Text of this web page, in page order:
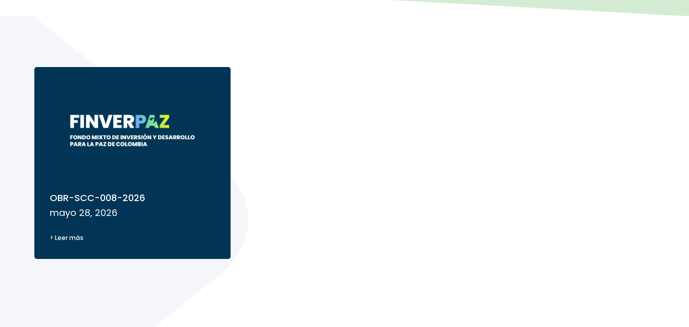
OBR-SCC-008-2026
mayo 28, 2026
> Leer más